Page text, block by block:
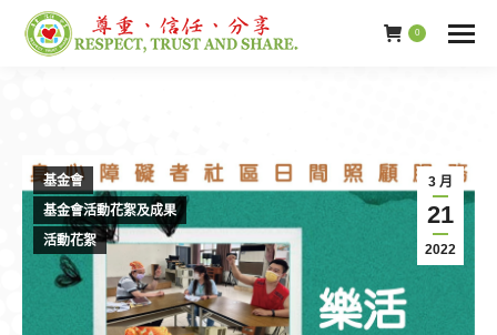
0
3 月
21
2022
基金會
基金會活動花絮及成果
活動花絮